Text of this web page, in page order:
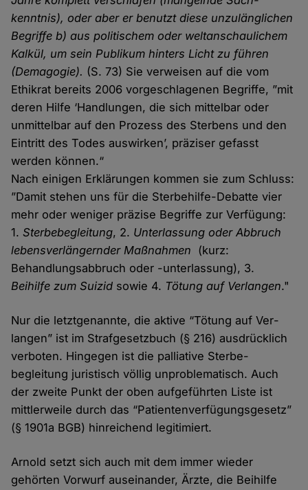
kenntnis), oder aber er benutzt diese unzu­länglichen
Begriffe b) aus politischem oder welt­anschaulichem
Kalkül, um sein Publikum hinters Licht zu führen
(Demagogie). (S. 73) Sie ver­weisen auf die vom
Ethik­rat bereits 2006 vorge­schlagenen Begriffe, ”mit
deren Hilfe ‘Handlungen, die sich mittel­bar oder
unmittel­bar auf den Prozess des Sterbens und den
Eintritt des Todes aus­wirken’, präziser gefasst
werden können.“
Nach einigen Erklärungen kommen sie zum Schluss:
”Damit stehen uns für die Sterbe­hilfe-Debatte vier
mehr oder weniger präzise Begriffe zur Verfügung:
1.Sterbe­begleitung, 2. Unter­lassung oder Abbruch
lebens­verlängernder Maß­nahmen (kurz:
Behandlungs­abbruch oder -unter­lassung), 3.
Beihilfe zum Suizid sowie 4. Tötung auf Verlangen."
Nur die letztgenannte, die aktive “Tötung auf Ver­
langen” ist im Straf­gesetz­buch (§ 216) aus­drücklich
verboten. Hin­gegen ist die palliative Sterbe­
begleitung juristisch völlig un­problematisch. Auch
der zweite Punkt der oben aufgeführten Liste ist
mittler­weile durch das “Patienten­verfügungs­gesetz”
(§ 1901a BGB) hin­reichend legitimiert.
Arnold setzt sich auch mit dem immer wieder
gehörten Vorwurf auseinander, Ärzte, die Beihilfe